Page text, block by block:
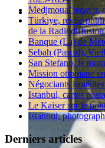
Medjmouaï teçavir,
Türkiye, revue
de la
Banque (La) de
Sebah (Pascal),
San Stefano, le
Mission ottomane
Négociants
Istanbul, cartes
Le Kaiser sur le
Istanbul,
Derniers articles